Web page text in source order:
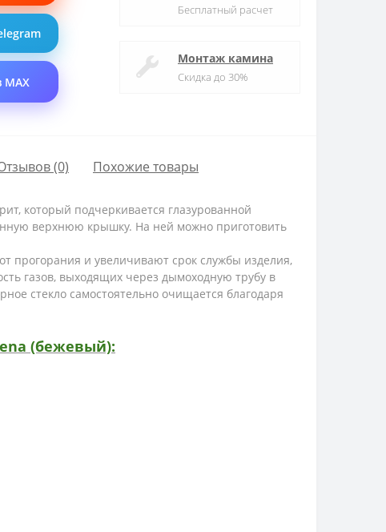
Бесплатный расчет
Монтаж камина
Скидка до 30%
(0) Похожие товары
который подчеркивается глазурованной
верхнюю крышку. На ней можно приготовить
прогорания и увеличивают срок службы изделия,
газов, выходящих через дымоходную трубу в
стекло самостоятельно очищается благодаря
(бежевый):